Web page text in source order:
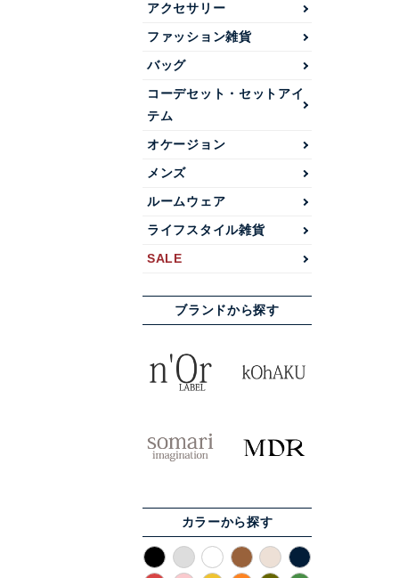
アクセサリー
ファッション雑貨
バッグ
コーデセット・セットアイ
テム
オケージョン
メンズ
ルームウェア
ライフスタイル雑貨
SALE
ブランドから探す
カラーから探す